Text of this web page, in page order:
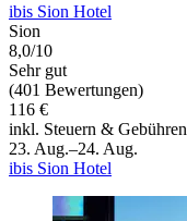
ibis Sion Hotel
Sion
8,0/10
Sehr gut
(401 Bewertungen)
116 €
inkl. Steuern & Gebühren
23. Aug.–24. Aug.
ibis Sion Hotel